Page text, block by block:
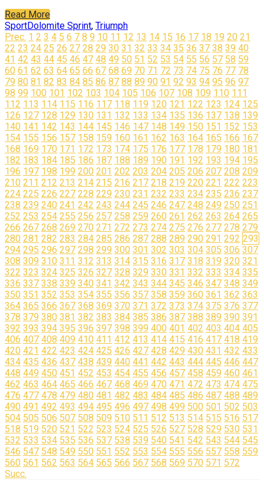
Read More
SportDolomite Sprint, Triumph
Navigazione
articoli
Prec. 1 2 3 4 5 6 7 8 9 10 11 12 13 14 15 16 17 18 19 20 21
22 23 24 25 26 27 28 29 30 31 32 33 34 35 36 37 38 39 40
41 42 43 44 45 46 47 48 49 50 51 52 53 54 55 56 57 58 59
60 61 62 63 64 65 66 67 68 69 70 71 72 73 74 75 76 77 78
79 80 81 82 83 84 85 86 87 88 89 90 91 92 93 94 95 96 97
98 99 100 101 102 103 104 105 106 107 108 109 110 111
112 113 114 115 116 117 118 119 120 121 122 123 124 125
126 127 128 129 130 131 132 133 134 135 136 137 138 139
140 141 142 143 144 145 146 147 148 149 150 151 152 153
154 155 156 157 158 159 160 161 162 163 164 165 166 167
168 169 170 171 172 173 174 175 176 177 178 179 180 181
182 183 184 185 186 187 188 189 190 191 192 193 194 195
196 197 198 199 200 201 202 203 204 205 206 207 208 209
210 211 212 213 214 215 216 217 218 219 220 221 222 223
224 225 226 227 228 229 230 231 232 233 234 235 236 237
238 239 240 241 242 243 244 245 246 247 248 249 250 251
252 253 254 255 256 257 258 259 260 261 262 263 264 265
266 267 268 269 270 271 272 273 274 275 276 277 278 279
280 281 282 283 284 285 286 287 288 289 290 291 292 293
294 295 296 297 298 299 300 301 302 303 304 305 306 307
308 309 310 311 312 313 314 315 316 317 318 319 320 321
322 323 324 325 326 327 328 329 330 331 332 333 334 335
336 337 338 339 340 341 342 343 344 345 346 347 348 349
350 351 352 353 354 355 356 357 358 359 360 361 362 363
364 365 366 367 368 369 370 371 372 373 374 375 376 377
378 379 380 381 382 383 384 385 386 387 388 389 390 391
392 393 394 395 396 397 398 399 400 401 402 403 404 405
406 407 408 409 410 411 412 413 414 415 416 417 418 419
420 421 422 423 424 425 426 427 428 429 430 431 432 433
434 435 436 437 438 439 440 441 442 443 444 445 446 447
448 449 450 451 452 453 454 455 456 457 458 459 460 461
462 463 464 465 466 467 468 469 470 471 472 473 474 475
476 477 478 479 480 481 482 483 484 485 486 487 488 489
490 491 492 493 494 495 496 497 498 499 500 501 502 503
504 505 506 507 508 509 510 511 512 513 514 515 516 517
518 519 520 521 522 523 524 525 526 527 528 529 530 531
532 533 534 535 536 537 538 539 540 541 542 543 544 545
546 547 548 549 550 551 552 553 554 555 556 557 558 559
560 561 562 563 564 565 566 567 568 569 570 571 572
Succ.